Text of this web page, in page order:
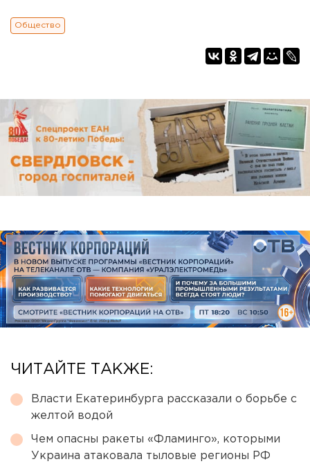
Общество
ЧИТАЙТЕ ТАКЖЕ:
Власти Екатеринбурга рассказали о борьбе с
желтой водой
Чем опасны ракеты «Фламинго», которыми
Украина атаковала тыловые регионы РФ